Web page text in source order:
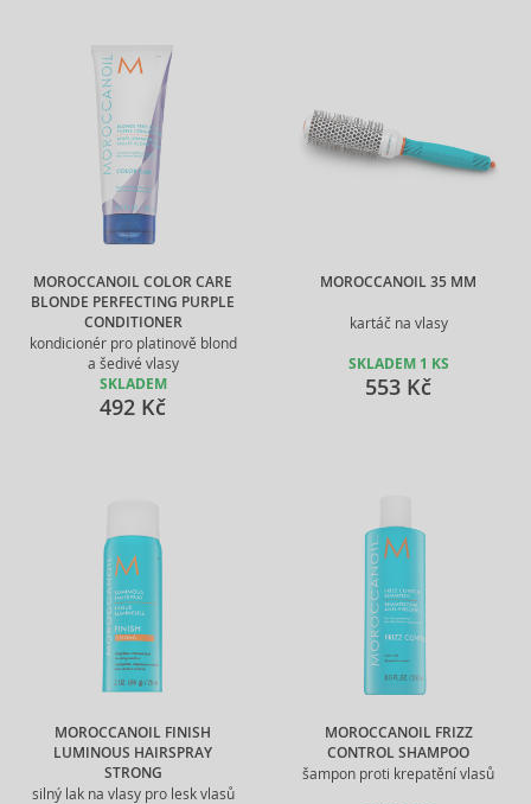
MOROCCANOIL COLOR CARE
BLONDE PERFECTING PURPLE
CONDITIONER
kondicionér pro platinově blond
a šedivé vlasy
SKLADEM
492 Kč
MOROCCANOIL 35 MM
kartáč na vlasy
SKLADEM 1 KS
553 Kč
MOROCCANOIL FINISH
LUMINOUS HAIRSPRAY
STRONG
silný lak na vlasy pro lesk vlasů
MOROCCANOIL FRIZZ
CONTROL SHAMPOO
šampon proti krepatění vlasů